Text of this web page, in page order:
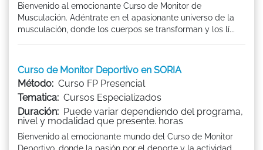
Bienvenido al emocionante Curso de Monitor de
Musculación. Adéntrate en el apasionante universo de la
musculación, donde los cuerpos se transforman y los lí...
Curso de Monitor Deportivo en SORIA
Método: Curso FP Presencial
Tematica: Cursos Especializados
Duración: Puede variar dependiendo del programa,
nivel y modalidad que presente. horas
Bienvenido al emocionante mundo del Curso de Monitor
Deportivo, donde la pasión por el deporte y la actividad